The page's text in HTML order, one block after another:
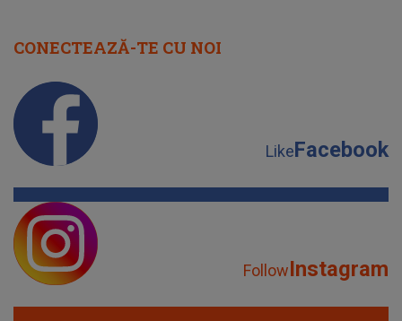
CONECTEAZĂ-TE CU NOI
LikeFacebook
FollowInstagram